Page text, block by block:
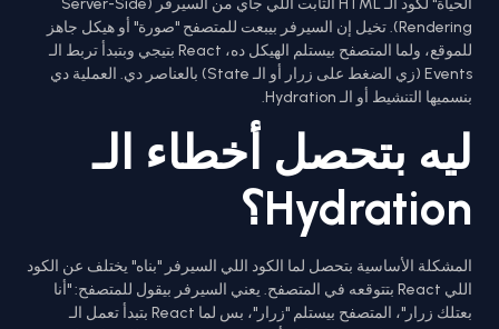
الحياة" لكود الـ HTML الثابت اللي جاي من السيرفر (Server-Side
Rendering). تخيل إن السيرفر بيبعت للمتصفح "صورة" أو هيكل جاهز
للموقع، ولما المتصفح بيستلم الهيكل ده، React بتيجي وبتبدأ تربط الـ
Events (زي الضغط على زرار أو الـ State) بالعناصر دي. العملية دي
بنسميها التنشيط أو الـ Hydration.
ليه بتحصل أخطاء الـ
Hydration؟
المشكلة الأساسية بتحصل لما الكود اللي السيرفر "بناه" يختلف عن الكود
اللي React بتتوقعه في المتصفح. يعني السيرفر بيقول للمتصفح: "أنا
بعتلك زرار"، المتصفح بيستلم "زرار"، بس لما React بتبدأ تعمل الـ